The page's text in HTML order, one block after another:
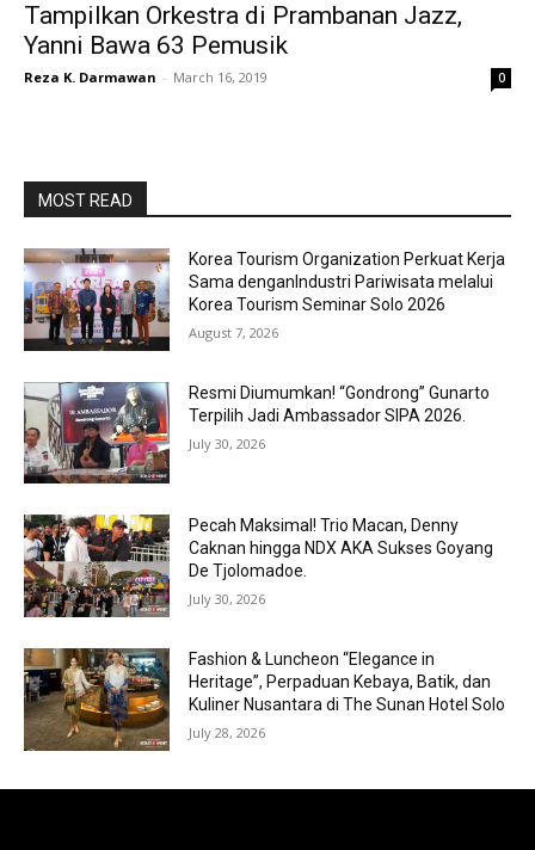
Tampilkan Orkestra di Prambanan Jazz,
Yanni Bawa 63 Pemusik
Reza K. Darmawan - March 16, 2019 0
MOST READ
Korea Tourism Organization Perkuat Kerja
Sama denganIndustri Pariwisata melalui
Korea Tourism Seminar Solo 2026
August 7, 2026
Resmi Diumumkan! “Gondrong” Gunarto
Terpilih Jadi Ambassador SIPA 2026.
July 30, 2026
Pecah Maksimal! Trio Macan, Denny
Caknan hingga NDX AKA Sukses Goyang
De Tjolomadoe.
July 30, 2026
Fashion & Luncheon “Elegance in
Heritage”, Perpaduan Kebaya, Batik, dan
Kuliner Nusantara di The Sunan Hotel Solo
July 28, 2026